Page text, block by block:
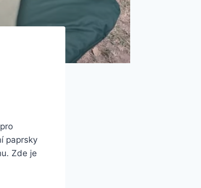
paprsky
Zde je